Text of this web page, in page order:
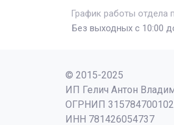
График работы отдела
Без выходных с 10:00
© 2015-2025
ИП Гелич Антон
ОГРНИП
ИНН 781426054737